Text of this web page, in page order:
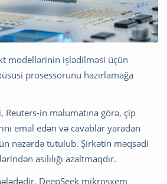
modellərinin işlədilməsi üçün
prosessorunu hazırlamağa
Reuters-in məlumatına görə, çip
emal edən və cavablar yaradan
nəzərdə tutulub. Şirkətin məqsədi
asılılığı azaltmaqdır.
DeepSeek mikrosxem